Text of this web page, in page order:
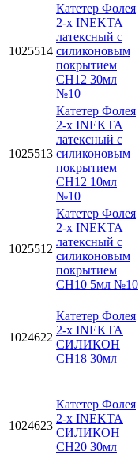
1025514
Катетер Фолея
2-х INEKTA
латексный с
силиконовым
покрытием
CH12 30мл
№10
1025513
Катетер Фолея
2-х INEKTA
латексный с
силиконовым
покрытием
CH12 10мл
№10
1025512
Катетер Фолея
2-х INEKTA
латексный с
силиконовым
покрытием
CH10 5мл №10
1024622
Катетер Фолея
2-х INEKTA
СИЛИКОН
CH18 30мл
1024623
Катетер Фолея
2-х INEKTA
СИЛИКОН
CH20 30мл